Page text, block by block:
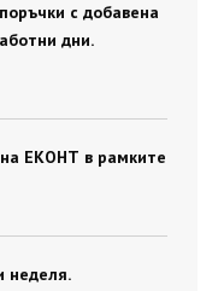
с добавена
дни.
ЕКОНТ в рамките
неделя.